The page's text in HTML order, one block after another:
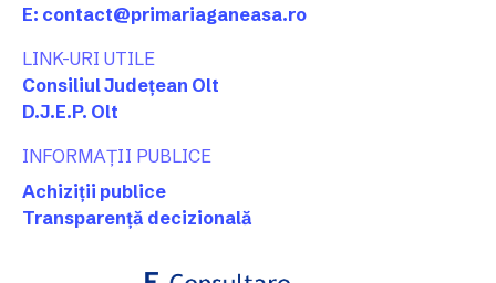
E: contact@primariaganeasa.ro
LINK-URI UTILE
Consiliul Județean Olt
D.J.E.P. Olt
INFORMAȚII PUBLICE
Achiziții publice
Transparență decizională